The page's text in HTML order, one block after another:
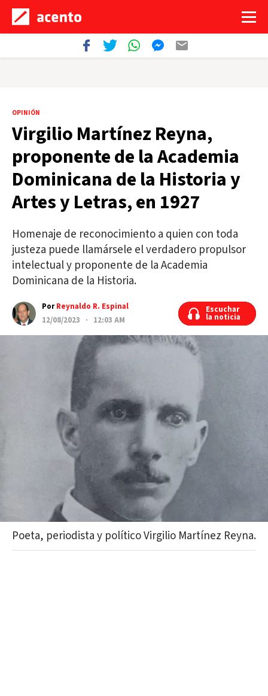
OPINIÓN
Virgilio Martínez Reyna,
proponente de la Academia
Dominicana de la Historia y
Artes y Letras, en 1927
Homenaje de reconocimiento a quien con toda
justeza puede llamársele el verdadero propulsor
intelectual y proponente de la Academia
Dominicana de la Historia.
PorReynaldo R. Espinal
12/08/2023 · 12:03 AM
Escuchar
la noticia
Escuchar
la noticia
Poeta, periodista y político Virgilio Martínez Reyna.